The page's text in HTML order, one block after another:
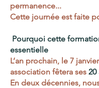
permanence...
Cette journée est faite
Pourquoi cette
essentielle
L’an prochain, le 7
association fêtera ses 20
En deux décennies,